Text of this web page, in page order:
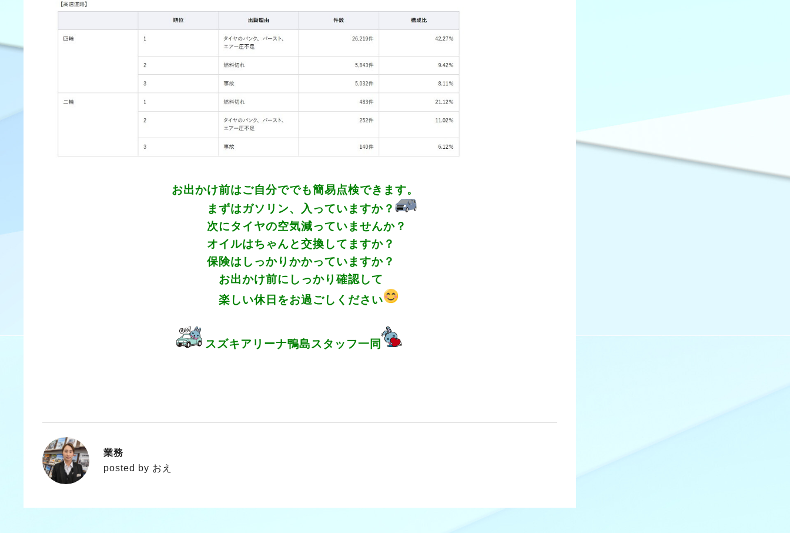
お出かけ前はご自分ででも簡易点検できます。
まずはガソリン、入っていますか？
次にタイヤの空気減っていませんか？
オイルはちゃんと交換してますか？
保険はしっかりかかっていますか？
お出かけ前にしっかり確認して
楽しい休日をお過ごしください
スズキアリーナ鴨島スタッフ一同
おえ
業務
posted by おえ